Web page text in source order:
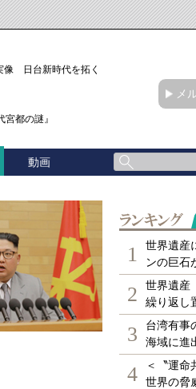
像 日台新時代を拓く「3
都の謎』
メ
動画
1
世界遺産
ンの巨石
2
世界遺産
繰り返し
3
台湾有事
海域に進
4
＜〝運命
世界の脅